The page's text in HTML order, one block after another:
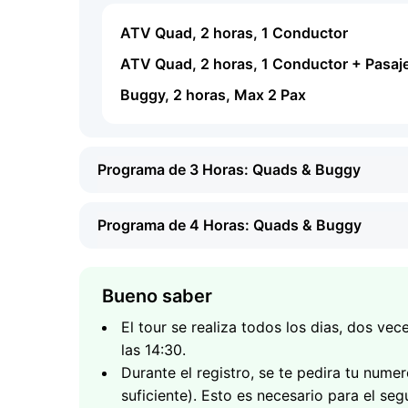
ATV Quad, 2 horas, 1 Conductor
ATV Quad, 2 horas, 1 Conductor +
Buggy, 2 horas, Max 2 Pax
Programa de 3 Horas: Quads & Buggy
Que esperar
Ruta:Templo Misterioso + Mirador +
Programa de 4 Horas: Quads & Buggy
Bueno saber
El tour se realiza todos los dias, dos
las 14:30.
Durante el registro, se te pedira tu
suficiente). Esto es necesario para el